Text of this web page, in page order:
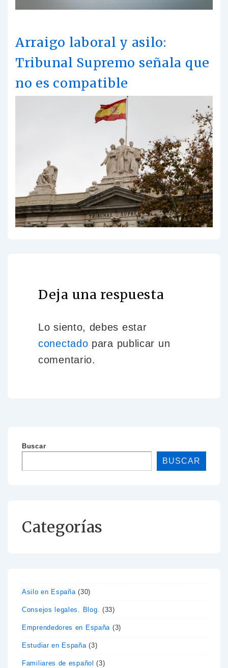
Arraigo laboral y asilo:
Tribunal Supremo señala que
no es compatible
Deja una respuesta
Lo siento, debes estar
conectado para publicar un
comentario.
Buscar
BUSCAR
Categorías
Asilo en España(30)
Consejos legales. Blog. (33)
Emprendedores en España (3)
Estudiar en España(3)
Familiares de español (3)